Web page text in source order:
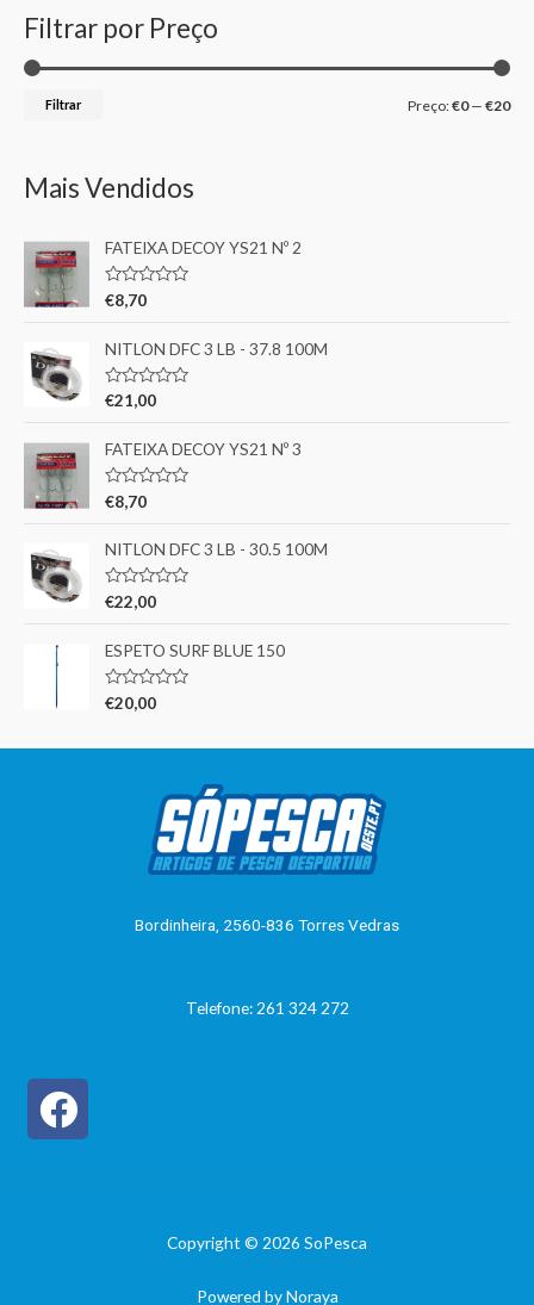
Filtrar por Preço
Filtrar Preço:€0— €20
Mais Vendidos
FATEIXA DECOY YS21 Nº 2
A
l
i
a
ã
d
e
5
€8,70
NITLON DFC 3 LB - 37.8 100M
A
l
i
a
ã
d
e
5
€21,00
FATEIXA DECOY YS21 Nº 3
A
l
i
a
ã
d
e
5
€8,70
NITLON DFC 3 LB - 30.5 100M
A
l
i
a
ã
€22,00
ESPETO SURF BLUE 150
A
l
€20,00
Bordinheira, 2560-836 Torres Vedras
Telefone: 261 324 272
Copyright © 2026 SoPesca
Powered by Noraya